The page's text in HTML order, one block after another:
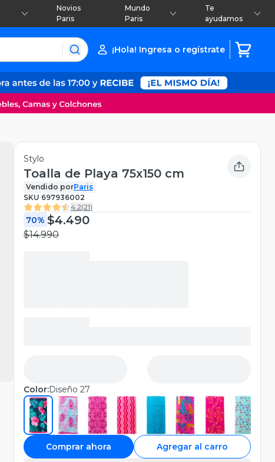
Novios
Paris
Mundo
Paris
Te
ayudamos
¡Hola! Ingresa o regístrate
Stylo
Toalla de Playa 75x150 cm
Vendido porParis
SKU 697936002
4.2(21)
70% $4.490
$14.990
Color:Diseño 27
Comprar ahora Agregar al carro